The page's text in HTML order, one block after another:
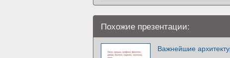
Похожие презентации:
Важнейшие